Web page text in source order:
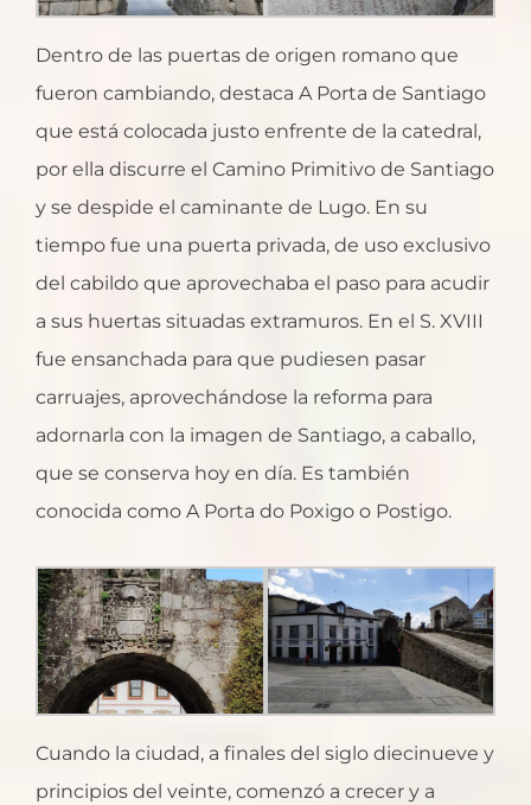
Dentro de las puertas de origen romano que
fueron cambiando, destaca A Porta de Santiago
que está colocada justo enfrente de la catedral,
por ella discurre el Camino Primitivo de Santiago
y se despide el caminante de Lugo. En su
tiempo fue una puerta privada, de uso exclusivo
del cabildo que aprovechaba el paso para acudir
a sus huertas situadas extramuros. En el S. XVIII
fue ensanchada para que pudiesen pasar
carruajes, aprovechándose la reforma para
adornarla con la imagen de Santiago, a caballo,
que se conserva hoy en día. Es también
conocida como A Porta do Poxigo o Postigo.
Cuando la ciudad, a finales del siglo diecinueve y
principios del veinte, comenzó a crecer y a